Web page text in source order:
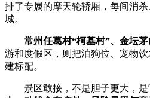
排了专属的摩天轮轿厢，每间消
城。
常州任葛村“柯基村”、金坛
游和度假区，则把泊狗位、宠物
建标配。
景区敢接，不是胆子更大，